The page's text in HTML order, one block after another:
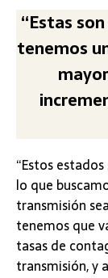
“Estas
tenemos
“Estos
lo que
transmisión
tenemos que
tasas de
transmisión, y